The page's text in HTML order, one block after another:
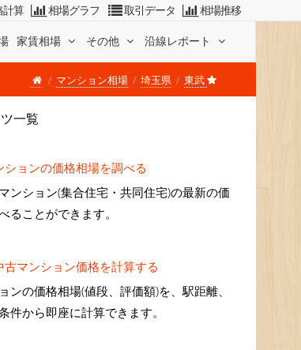
家賃相場 その他 沿線レポート
計算 相場グラフ 取引データ 相場推移
マンション相場 埼玉県 東武
一覧
ションの価格相場を調べる
ンション(集合住宅・共同住宅)の最新の価
ることができます。
古マンション価格を計算する
ンの価格相場(値段、評価額)を、駅距離、
件から即座に計算できます。